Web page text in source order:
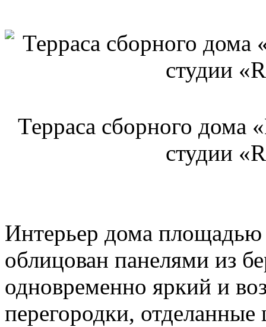
Терраса сборного дома
студии
Интерьер дома
облицован панелями из
одновременно яркий и
перегородки,